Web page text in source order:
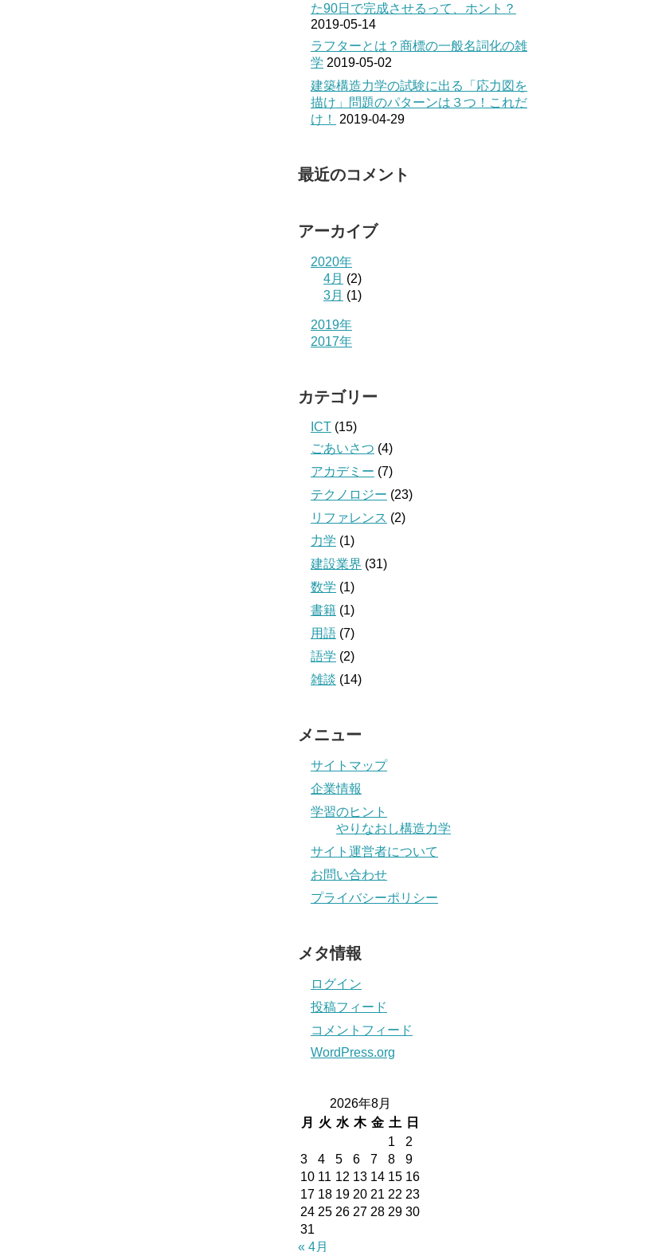
た90日で完成させるって、ホント？
2019-05-14
ラフターとは？商標の一般名詞化の雑
学 2019-05-02
建築構造力学の試験に出る「応力図を
描け」問題のパターンは３つ！これだ
け！
2019-04-29
最近のコメント
アーカイブ
2020年
4月 (2)
3月 (1)
2019年
2017年
カテゴリー
ICT (15)
ごあいさつ (4)
アカデミー (7)
テクノロジー (23)
リファレンス (2)
力学 (1)
建設業界 (31)
数学 (1)
書籍 (1)
用語 (7)
語学 (2)
雑談 (14)
メニュー
サイトマップ
企業情報
学習のヒント
やりなおし構造力学
サイト運営者について
お問い合わせ
プライバシーポリシー
メタ情報
ログイン
投稿フィード
コメントフィード
WordPress.org
2026年8月
月
火 水 木 金 土
日
1
2
3
4 5 6 7 8
9
10 11 12 13 14 15 16
17 18 19 20 21 22 23
24 25 26 27 28 29 30
31
« 4月